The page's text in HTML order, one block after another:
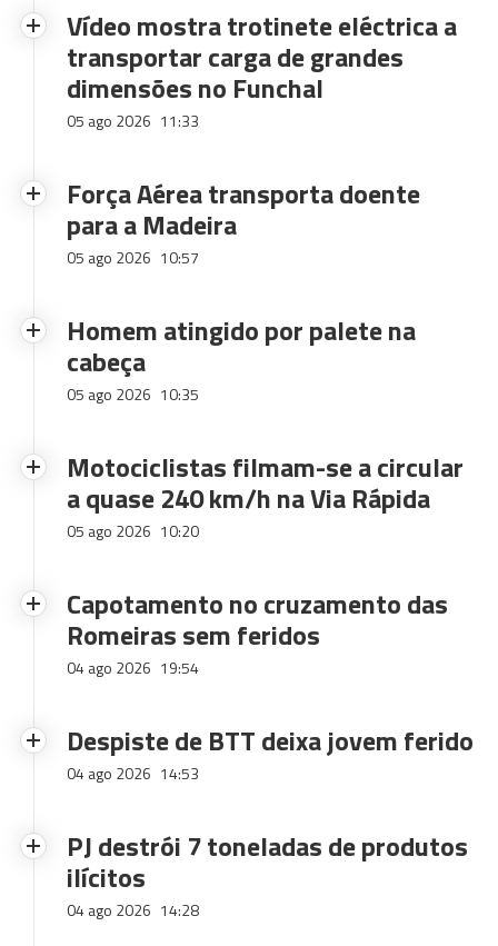
Vídeo mostra trotinete eléctrica a
transportar carga de grandes
dimensões no Funchal
05 ago 2026 11:33
Força Aérea transporta doente
para a Madeira
05 ago 2026 10:57
Homem atingido por palete na
cabeça
05 ago 2026 10:35
Motociclistas filmam-se a circular
a quase 240 km/h na Via Rápida
05 ago 2026 10:20
Capotamento no cruzamento das
Romeiras sem feridos
04 ago 2026 19:54
Despiste de BTT deixa jovem ferido
04 ago 2026 14:53
PJ destrói 7 toneladas de produtos
ilícitos
04 ago 2026 14:28